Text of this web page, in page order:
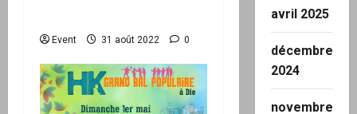
Event 31 août 2022 0
avril 2025
décembre
2024
novembre